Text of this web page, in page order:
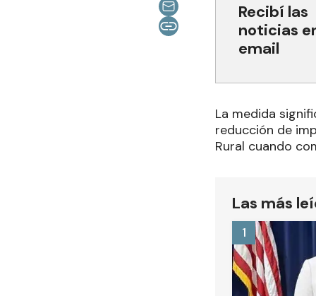
Recibí las
noticias
email
La medida
reducción de
Rural cuando
Las más
1